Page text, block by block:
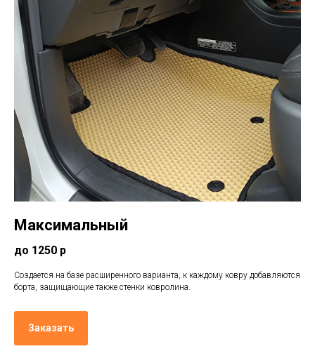
Максимальный
до 1250 р
Создается на базе расширенного варианта, к каждому ковру добавляются
борта, защищающие также стенки ковролина.
Заказать